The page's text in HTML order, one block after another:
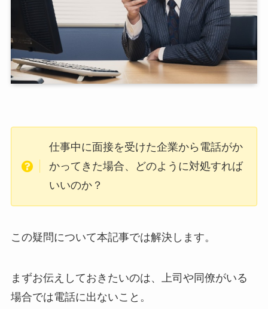
仕事中に面接を受けた企業から電話がか
かってきた場合、どのように対処すれば
いいのか？
この疑問について本記事では解決します。
まずお伝えしておきたいのは、上司や同僚がいる
場合では電話に出ないこと。